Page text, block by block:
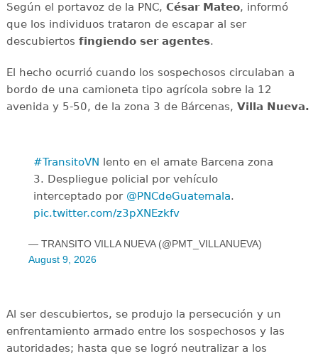
Según el portavoz de la PNC, César Mateo, informó
que los individuos trataron de escapar al ser
descubiertos fingiendo ser agentes.
El hecho ocurrió cuando los sospechosos circulaban a
bordo de una camioneta tipo agrícola sobre la 12
avenida y 5-50, de la zona 3 de Bárcenas, Villa Nueva.
#TransitoVN
lento en el amate Barcena zona
3. Despliegue policial por vehículo
interceptado por @PNCdeGuatemala.
pic.twitter.com/z3pXNEzkfv
— TRANSITO VILLA NUEVA (@PMT_VILLANUEVA)
August 9, 2026
Al ser descubiertos, se produjo la persecución y un
enfrentamiento armado entre los sospechosos y las
autoridades; hasta que se logró neutralizar a los